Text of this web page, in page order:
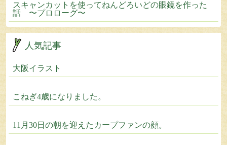
スキャンカットを使ってねんどろいどの眼鏡を作った
話 〜プロローグ〜
人気記事
大阪イラスト
こねぎ4歳になりました。
11月30日の朝を迎えたカープファンの顔。